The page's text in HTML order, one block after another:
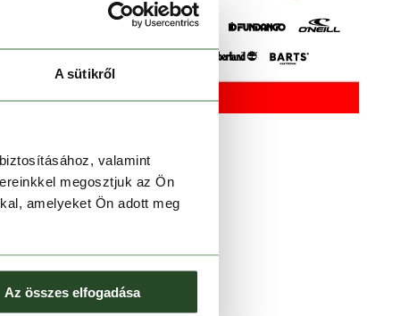
A sütikről
valamint
megosztjuk az Ön
amelyeket Ön adott meg
Az összes elfogadása